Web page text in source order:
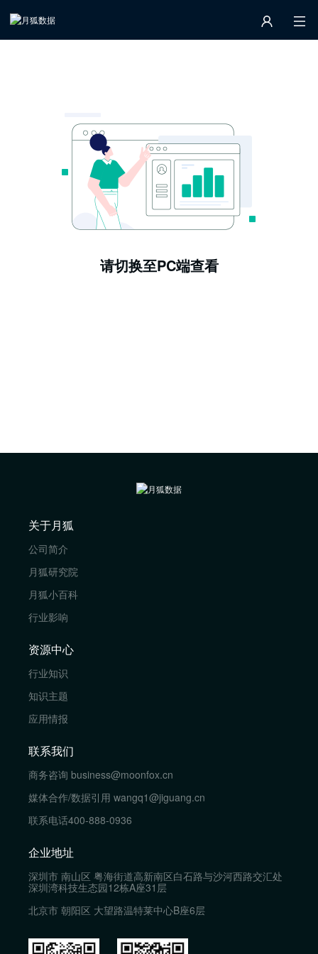
请切换至PC端查看
关于月狐
公司简介
月狐研究院
月狐小百科
行业影响
资源中心
行业知识
知识主题
应用情报
联系我们
商务咨询 business@moonfox.cn
媒体合作/数据引用 wangq1@jiguang.cn
联系电话400-888-0936
企业地址
深圳市 南山区 粤海街道高新南区白石路与沙河西路交汇处
深圳湾科技生态园12栋A座31层
北京市 朝阳区 大望路温特莱中心B座6层